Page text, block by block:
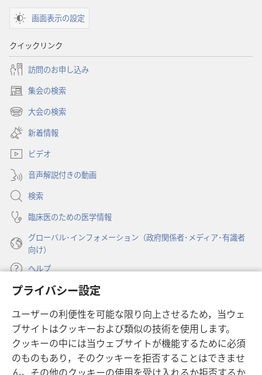
プライバシー設定
ユーザーの利便性を可能な限り向上させるため，当ウェ
ブサイトはクッキーおよび類似の技術を使用します。
クッキーの中には当ウェブサイトが機能するために必須
のものもあり，そのクッキーを拒否することはできませ
ん。その他のクッキーの使用を受け入れるか拒否するか
画面表示の設定
クイックリンク
訪問のお申し込み
集会の検索
（新
し
タ
で
開
く）
大会の検索
（新
し
い
タ
ブ
で
開
く）
新着情報
ビデオ
音声解説付きの動画
検索
臨床医のための医学情報
グローバル･インフォメーション（政府関係者･メディア･有識者
向け）
ヘルプ
寄付
し
い
タ
ブ
で
ものみの塔 オンライン・ライブラリー
（新
し
い
JW Hub ®
（新